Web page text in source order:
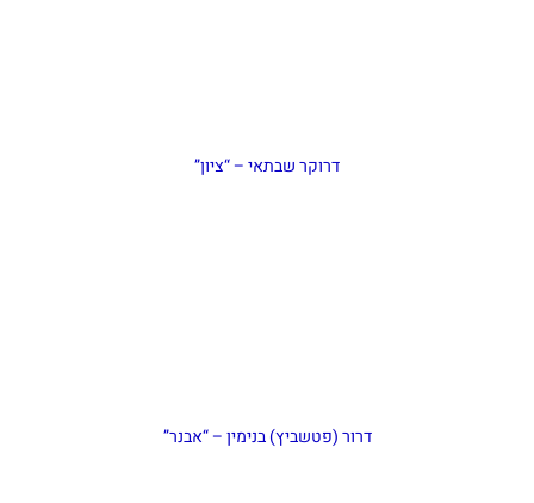
דרוקר שבתאי – “ציון”
דרור (פטשביץ) בנימין – “אבנר”